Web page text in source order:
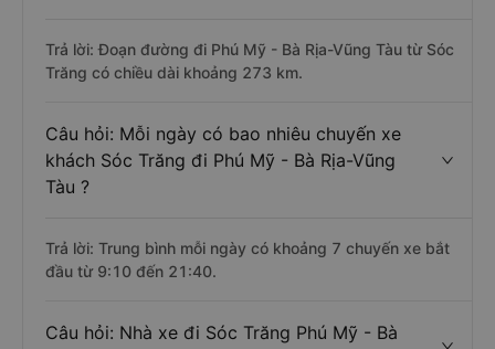
Trả lời: Đoạn đường đi Phú Mỹ - Bà Rịa-Vũng Tàu từ Sóc
Trăng có chiều dài khoảng 273 km.
Câu hỏi: Mỗi ngày có bao nhiêu chuyến xe
khách Sóc Trăng đi Phú Mỹ - Bà Rịa-Vũng
Tàu ?
Trả lời: Trung bình mỗi ngày có khoảng 7 chuyến xe bắt
đầu từ 9:10 đến 21:40.
Câu hỏi: Nhà xe đi Sóc Trăng Phú Mỹ - Bà